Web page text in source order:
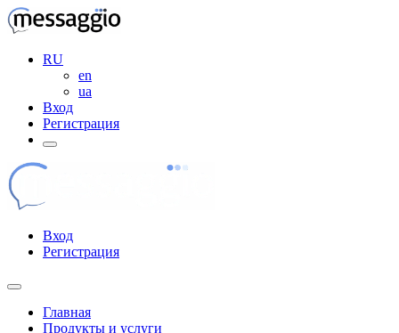
RU
en
ua
Вход
Регистрация
Вход
Регистрация
Главная
Продукты и услуги